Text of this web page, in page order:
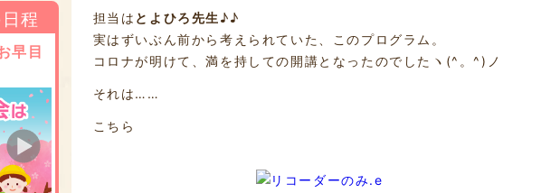
担当は とよひろ先生 ♪♪
実はずいぶん前から考えられていた、このプログラム。
コロナが明けて、満を持しての開講となったのでしたヽ(^。^)ノ
それは……
こちら
程
早目